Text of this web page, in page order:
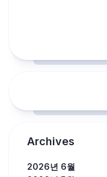
Archives
2026년 6월